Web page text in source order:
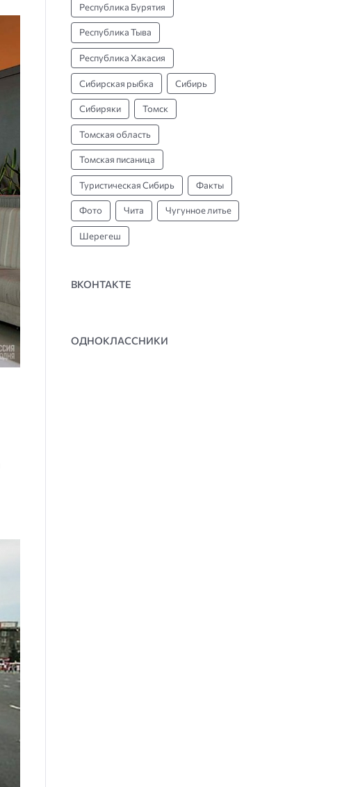
Республика Бурятия
Республика Тыва
Республика Хакасия
Сибирская рыбка Сибирь
Сибиряки Томск
Томская область
Томская писаница
Туристическая Сибирь Факты
Фото Чита Чугунное литье
Шерегеш
ВКОНТАКТЕ
ОДНОКЛАССНИКИ